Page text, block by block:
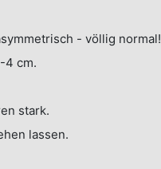
- völlig normal!
4 cm.
stark.
lassen.